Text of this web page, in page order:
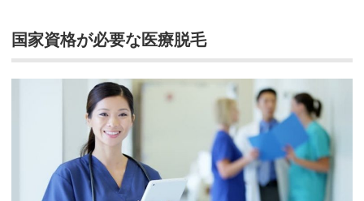
国家資格が必要な医療脱毛